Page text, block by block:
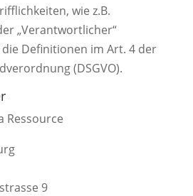
wie z.B.
„Verantwortlicher“
Definitionen im Art. 4 der
(DSGVO).
Ressource
9